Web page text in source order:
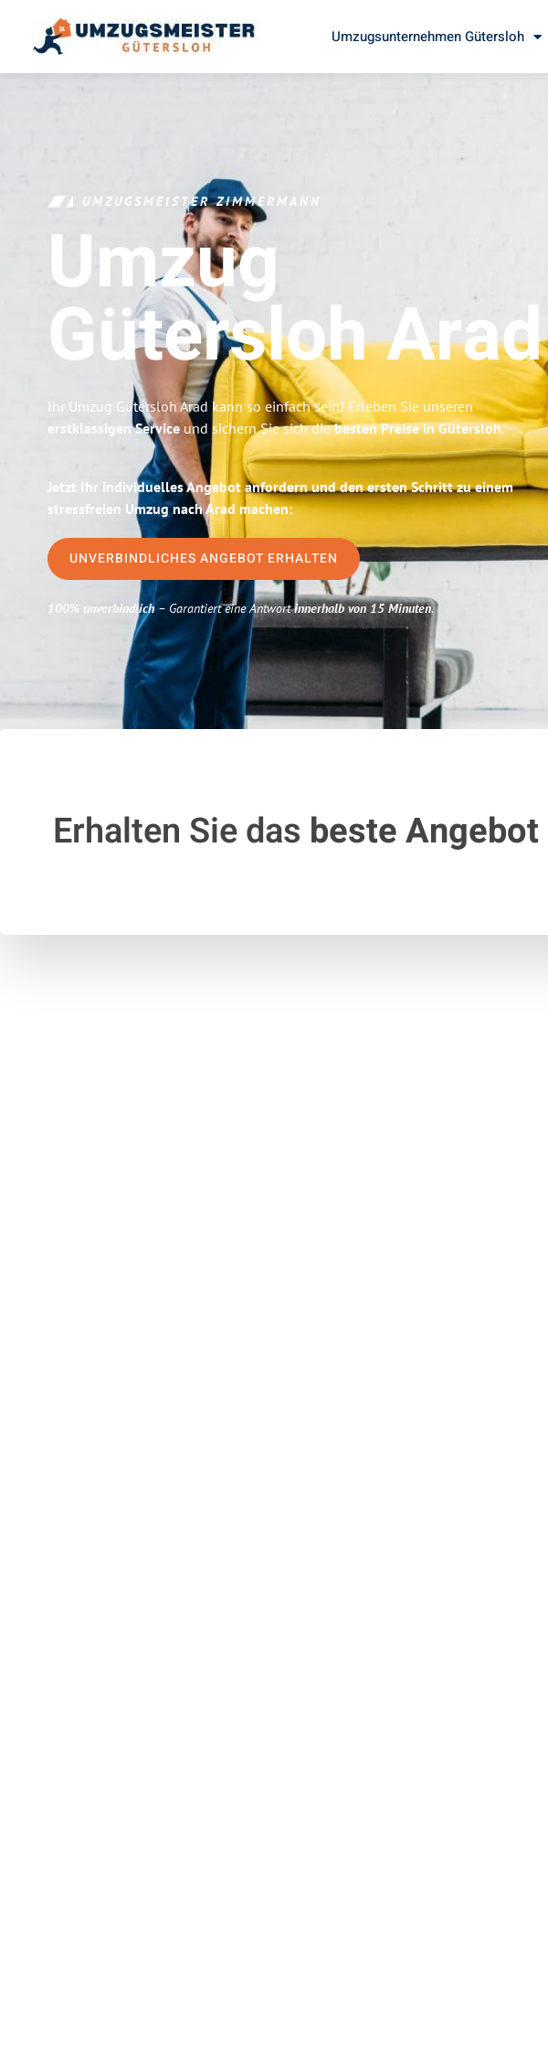
Umzugsunternehmen Gütersloh
UMZUGSMEISTER ZIMMERMANN
Umzug
GüterslohArad
Ihr Umzug Gütersloh Arad kann so einfach sein! Erleben Sie unseren
erstklassigen Service und sichern Sie sich diebesten Preise in Gütersloh.
Jetzt Ihr individuelles Angebot anfordern und den ersten Schritt zu einem
stressfreien Umzug nach Arad machen:
UNVERBINDLICHES ANGEBOT ERHALTEN
100% unverbindlich– Garantiert eine Antwortinnerhalb von 15 Minuten.
Erhalten Sie das beste Angebot